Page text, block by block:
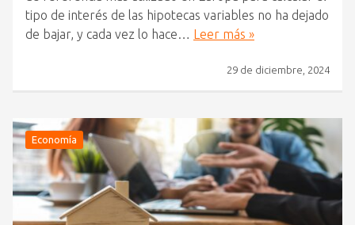
tipo de interés de las hipotecas variables no ha dejado
de bajar, y cada vez lo hace… Leer más »
29 de diciembre, 2024
Economía